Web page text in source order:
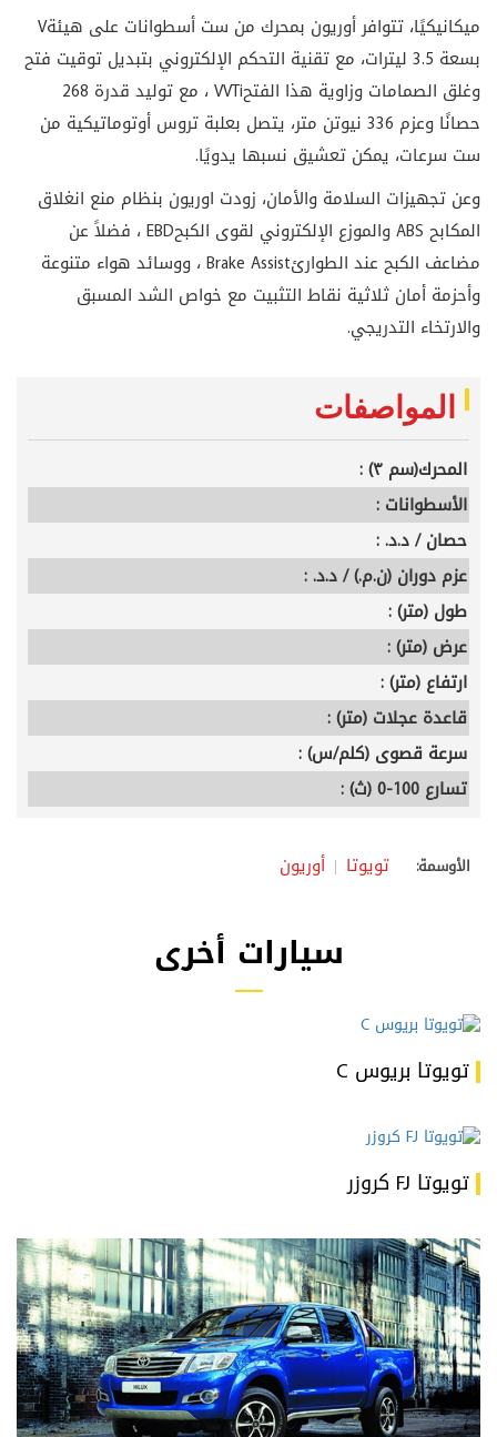
ميكانيكيًا، تتوافر أوريون بمحرك من ست أسطوانات على هيئةV
بسعة 3.5 ليترات، مع تقنية التحكم الإلكتروني بتبديل توقيت فتح
وغلق الصمامات وزاوية هذا الفتحVVTi
، مع توليد قدرة 268
حصانًا وعزم 336 نيوتن متر، يتصل بعلبة تروس أوتوماتيكية من
ست سرعات، يمكن تعشيق نسبها يدويًا.
وعن تجهيزات السلامة والأمان، زودت اوريون بنظام منع انغلاق
المكابح ABSوالموزع الإلكتروني لقوى الكبحEBD، فضلاً عن
مضاعف الكبح عند الطوارئBrake Assist، ووسائد هواء متنوعة
وأحزمة أمان ثلاثية نقاط التثبيت مع خواص الشد المسبق
والارتخاء التدريجي.
المواصفات
المحرك(سم ٣) :
الأسطوانات :
حصان / د.د. :
عزم دوران (ن.م.) / د.د. :
طول (متر) :
عرض (متر) :
ارتفاع (متر) :
قاعدة عجلات (متر) :
سرعة قصوى (كلم/س) :
تسارع 100-0 (ث) :
الأوسمة: تويوتا أوريون
سيارات أخرى
تويوتا بريوس C
تويوتا FJ كروزر